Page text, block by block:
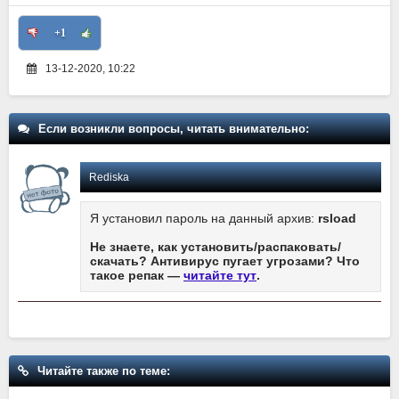
+1
13-12-2020, 10:22
Если возникли вопросы, читать внимательно:
Rediska
Я установил пароль на данный архив: rsload
Не знаете, как установить/распаковать/
скачать? Антивирус пугает угрозами? Что
такое репак — читайте тут.
Читайте также по теме: